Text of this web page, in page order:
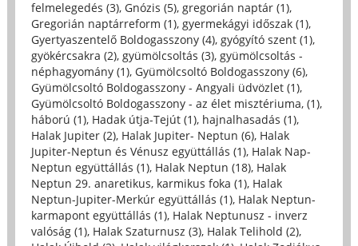
felmelegedés (3), Gnózis (5), gregorián naptár (1),
Gregorián naptárreform (1), gyermekágyi időszak (1),
Gyertyaszentelő Boldogasszony (4), gyógyító szent (1),
gyökércsakra (2), gyümölcsoltás (3), gyümölcsoltás -
néphagyomány (1), Gyümölcsoltó Boldogasszony (6),
Gyümölcsoltó Boldogasszony - Angyali üdvözlet (1),
Gyümölcsoltó Boldogasszony - az élet misztériuma, (1),
háború (1), Hadak útja-Tejút (1), hajnalhasadás (1),
Halak Jupiter (2), Halak Jupiter- Neptun (6), Halak
Jupiter-Neptun és Vénusz együttállás (1), Halak Nap-
Neptun együttállás (1), Halak Neptun (18), Halak
Neptun 29. anaretikus, karmikus foka (1), Halak
Neptun-Jupiter-Merkúr együttállás (1), Halak Neptun-
karmapont együttállás (1), Halak Neptunusz - inverz
valóság (1), Halak Szaturnusz (3), Halak Telihold (2),